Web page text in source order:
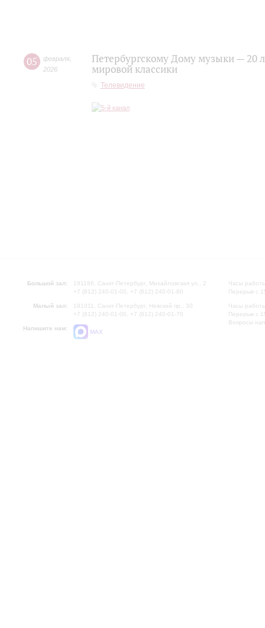
05 февраля
2026
Петербургскому Дому музыки — 20
мировой классики
Телевидение
Большой зал:
191186, Санкт-Петербург, Михайловская ул., 2
+7 (812) 240-01-00, +7 (812) 240-01-80
Малый зал:
191011, Санкт-Петербург, Невский пр., 30
+7 (812) 240-01-00, +7 (812) 240-01-70
Напишите нам:
MAX
Часы
Перерыв с
Часы
Перерыв с
Вопросы